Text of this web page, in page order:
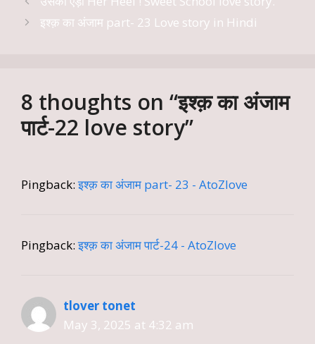
इश्क़ का अंजाम part- 23 Love story in Hindi
8 thoughts on “इश्क़ का अंजाम
पार्ट-22 love story”
Pingback:इश्क़ का अंजाम part- 23 - AtoZlove
Pingback:इश्क़ का अंजाम पार्ट-24 - AtoZlove
tlover tonet
May 3, 2025 at 4:32 am